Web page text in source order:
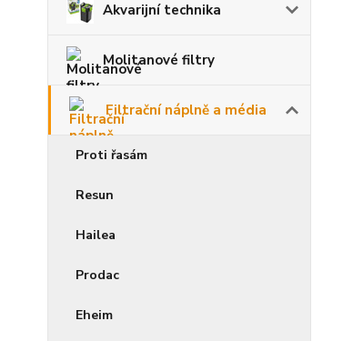
Akvarijní technika
Molitanové filtry
Filtrační náplně a média
Proti řasám
Resun
Hailea
Prodac
Eheim